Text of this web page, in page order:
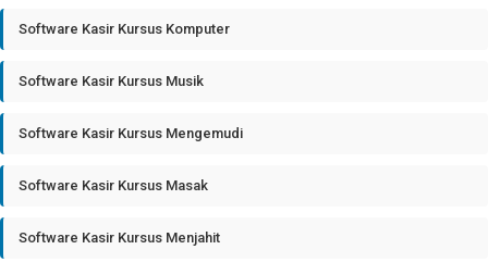
Software Kasir Kursus Komputer
Software Kasir Kursus Musik
Software Kasir Kursus Mengemudi
Software Kasir Kursus Masak
Software Kasir Kursus Menjahit